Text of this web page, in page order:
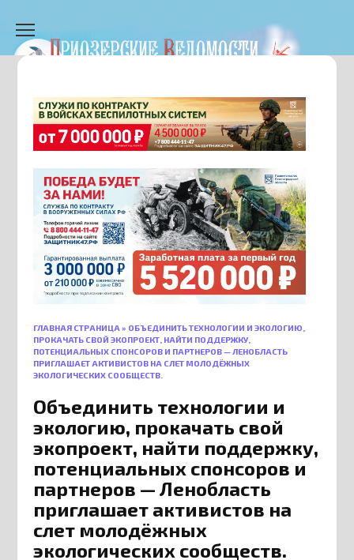
содержанию
ГЛАВНАЯ СТРАНИЦА » ОБЪЕДИНИТЬ ТЕХНОЛОГИИ И ЭКОЛОГИЮ,
ПРОКАЧАТЬ СВОЙ ЭКОПРОЕКТ, НАЙТИ ПОДДЕРЖКУ,
ПОТЕНЦИАЛЬНЫХ СПОНСОРОВ И ПАРТНЕРОВ — ЛЕНОБЛАСТЬ
ПРИГЛАШАЕТ АКТИВИСТОВ НА СЛЕТ МОЛОДЁЖНЫХ
ЭКОЛОГИЧЕСКИХ СООБЩЕСТВ.
Объединить технологии и
экологию, прокачать свой
экопроект, найти поддержку,
потенциальных спонсоров и
партнеров — Ленобласть
приглашает активистов на
слет молодёжных
экологических сообществ.